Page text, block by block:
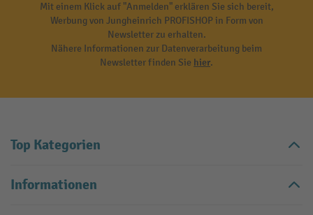
Mit einem Klick auf "Anmelden" erklären Sie sich bereit,
Werbung von Jungheinrich PROFISHOP in Form von
Newsletter zu erhalten.
Nähere Informationen zur Datenverarbeitung beim
Newsletter finden Sie hier.
Top Kategorien
Informationen